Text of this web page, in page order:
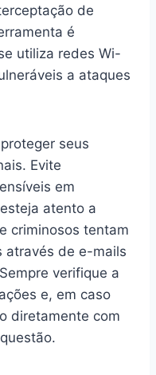
de
é
utiliza redes Wi-
a ataques
seus
Evite
em
atento a
criminosos tentam
através de e-mails
verifique a
e, em caso
diretamente com